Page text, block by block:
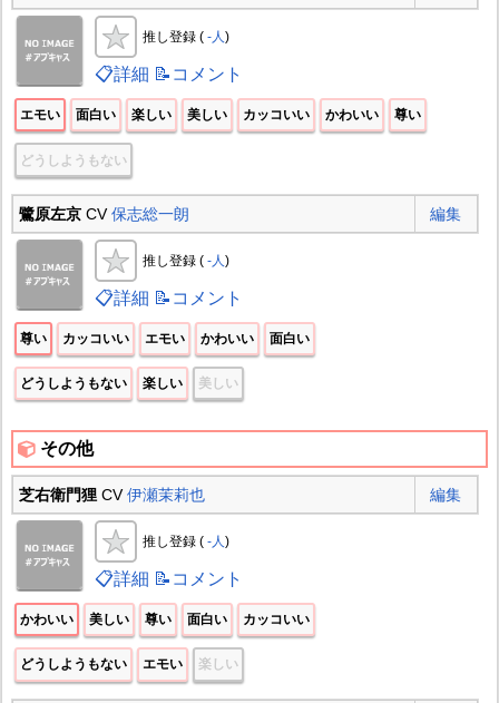
推し登録 ( -人)
📋詳細 📝コメント
エモい 面白い 楽しい 美しい カッコいい かわいい 尊い
どうしようもない
鷺原左京CV保志総一朗 編集
推し登録 ( -人)
📋詳細 📝コメント
尊い カッコいい エモい かわいい 面白い
どうしようもない 楽しい 美しい
その他
芝右衛門狸CV伊瀬茉莉也 編集
推し登録 ( -人)
📋詳細 📝コメント
かわいい 美しい 尊い 面白い カッコいい
どうしようもない エモい 楽しい